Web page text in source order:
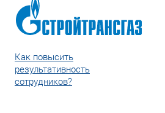
Как повысить
результативность
сотрудников?